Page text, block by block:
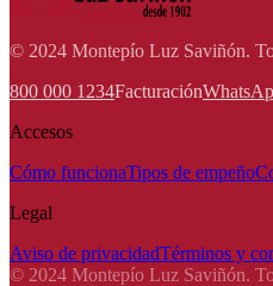
© 2024 Montepío Luz Saviñón.
800 000 1234Facturación
Accesos
Cómo funcionaTipos de empeño
Legal
Aviso de privacidadTérminos y
© 2024 Montepío Luz Saviñón.